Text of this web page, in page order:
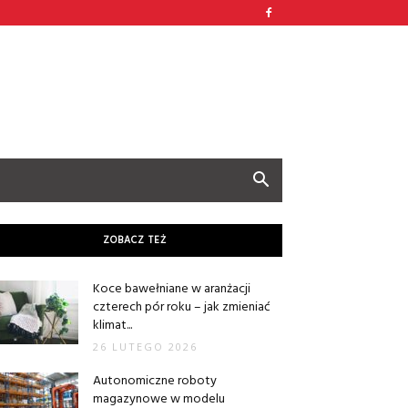
ZOBACZ TEŻ
Koce bawełniane w aranżacji
czterech pór roku – jak zmieniać
klimat...
26 LUTEGO 2026
Autonomiczne roboty
magazynowe w modelu